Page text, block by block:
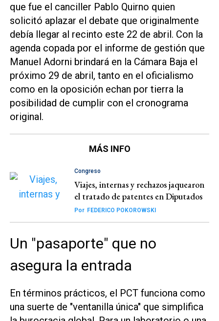
que fue el canciller Pablo Quirno quien
solicitó aplazar el debate que originalmente
debía llegar al recinto este 22 de abril. Con la
agenda copada por el informe de gestión que
Manuel Adorni brindará en la Cámara Baja el
próximo 29 de abril, tanto en el oficialismo
como en la oposición echan por tierra la
posibilidad de cumplir con el cronograma
original.
MÁS INFO
Congreso
Viajes, internas y rechazos jaquearon
el tratado de patentes en Diputados
Por FEDERICO POKOROWSKI
Un "pasaporte" que no
asegura la entrada
En términos prácticos, el PCT funciona como
una suerte de "ventanilla única" que simplifica